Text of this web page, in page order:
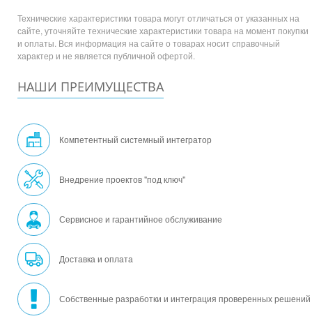
Технические характеристики товара могут отличаться от указанных на
сайте, уточняйте технические характеристики товара на момент покупки
и оплаты. Вся информация на сайте о товарах носит справочный
характер и не является публичной офертой.
НАШИ ПРЕИМУЩЕСТВА
Компетентный системный интегратор
Внедрение проектов "под ключ"
Сервисное и гарантийное обслуживание
Доставка и оплата
Собственные разработки и интеграция проверенных решений